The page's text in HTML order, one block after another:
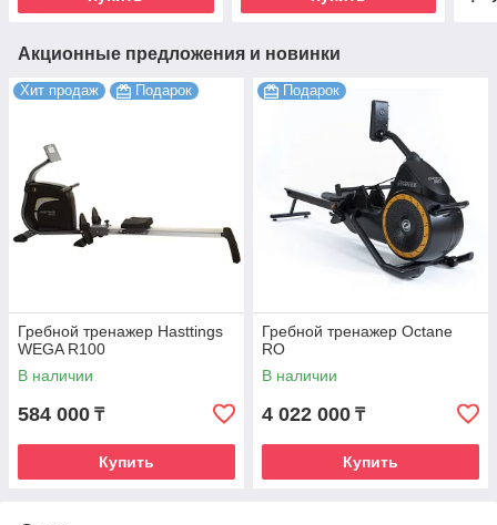
Акционные предложения и новинки
Хит продаж Подарок
Гребной тренажер Hasttings
WEGA R100
В наличии
584 000 ₸
Купить
Подарок
Гребной тренажер Octane
RO
В наличии
4 022 000 ₸
Купить